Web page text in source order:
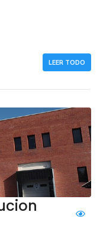
LEER TODO